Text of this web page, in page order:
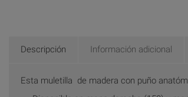
Descripción Información adicional
Esta muletilla de madera con puño